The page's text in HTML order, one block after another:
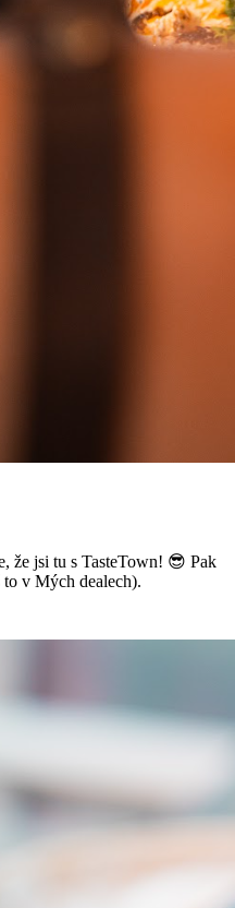
že jsi tu s TasteTown! 😎 Pak
to v Mých dealech).